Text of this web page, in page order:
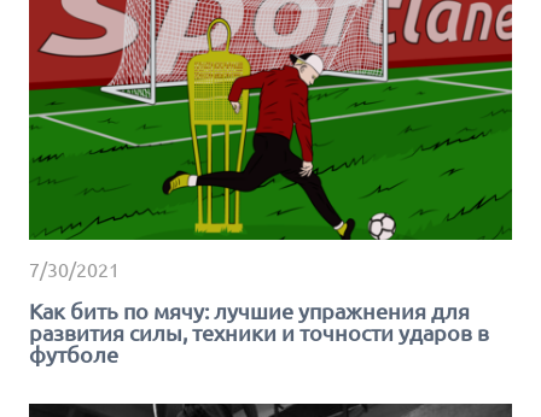
7/30/2021
Как бить по мячу: лучшие упражнения для
развития силы, техники и точности ударов в
футболе